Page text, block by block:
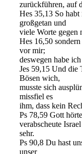
zurückführen, auf
Hes 35,13 So
großgetan und
viele Worte gegen
Hes 16,50
vor mir;
deswegen habe
Jes 59,15 Und die
Bösen wich,
musste sich
missfiel es
ihm, dass kein
Ps 78,59 Gott
verabscheute Israel
sehr.
Ps 90,8 Du hast
unser